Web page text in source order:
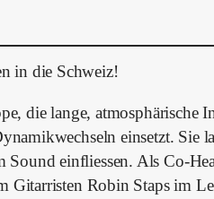
in die Schweiz!
die lange, atmosphärische
einsetzt. Sie
einfliessen. Als Co-
Robin Staps im